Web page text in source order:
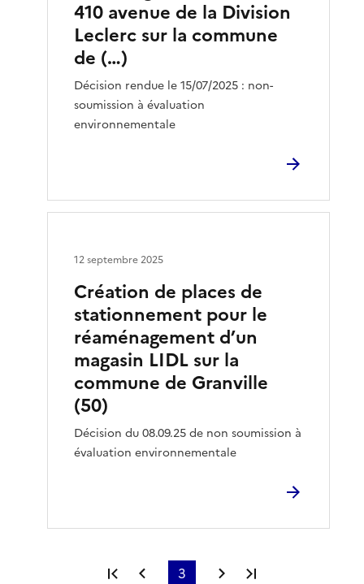
410 avenue de la Division
Leclerc sur la commune
de (…)
Décision rendue le 15/07/2025 : non-
soumission à évaluation
environnementale
Création de places de
stationnement pour le
réaménagement d’un
magasin LIDL sur la
commune de Granville
(50)
Décision du 08.09.25 de non soumission à
évaluation environnementale
12 septembre 2025
Première page
Page précédente
3 Page suivante